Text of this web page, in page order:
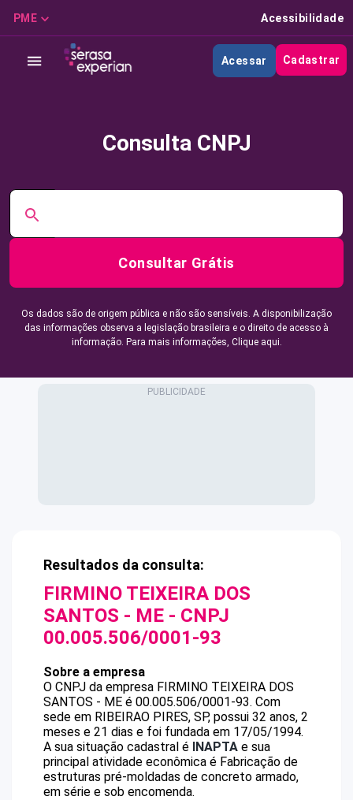
PME Acessibilidade
Acessar Cadastrar
Consulta CNPJ
Consultar Grátis
Os dados são de origem pública e não são sensíveis. A disponibilização
das informações observa a legislação brasileira e o direito de acesso à
informação. Para mais informações, Clique aqui.
Resultados da consulta:
FIRMINO TEIXEIRA DOS
SANTOS - ME - CNPJ
00.005.506/0001-93
Sobre a empresa
O CNPJ da empresa FIRMINO TEIXEIRA DOS
SANTOS - ME é 00.005.506/0001-93. Com
sede em RIBEIRAO PIRES, SP, possui 32 anos, 2
meses e 21 dias e foi fundada em 17/05/1994.
A sua situação cadastral é INAPTA e sua
principal atividade econômica é Fabricação de
estruturas pré-moldadas de concreto armado,
em série e sob encomenda.